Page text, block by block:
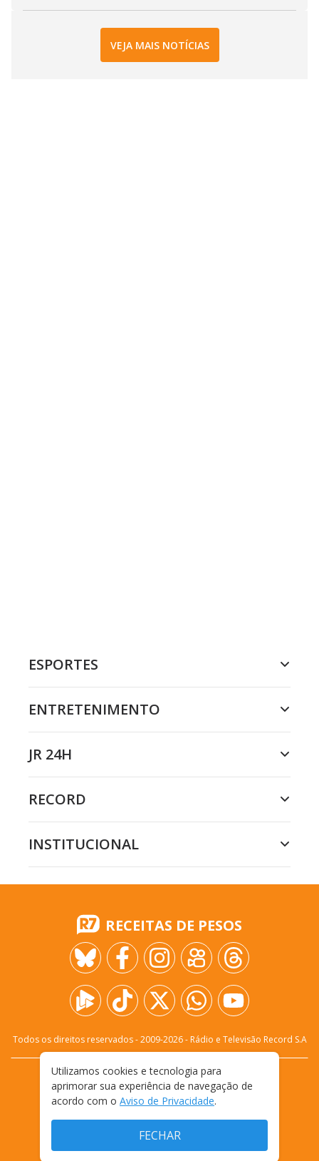
VEJA MAIS NOTÍCIAS
ESPORTES
ENTRETENIMENTO
JR 24H
RECORD
INSTITUCIONAL
RECEITAS DE PESOS
Todos os direitos reservados - 2009-2026- Rádio e Televisão Record S.A
FALE CONOSCO
PRIVACIDADE
TERMOS E CONDIÇÕES DE USO
Utilizamos cookies e tecnologia para
aprimorar sua experiência de navegação de
acordo com o Aviso de Privacidade.
FECHAR